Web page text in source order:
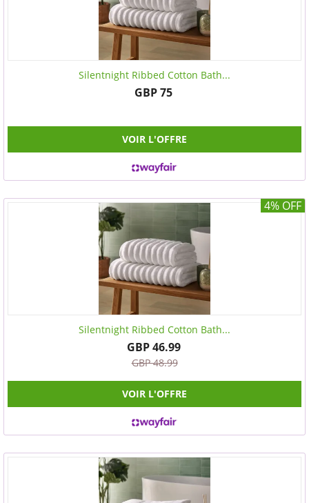
Silentnight Ribbed Cotton Bath...
GBP 75
VOIR L'OFFRE
4% OFF
Silentnight Ribbed Cotton Bath...
GBP 46.99
GBP 48.99
VOIR L'OFFRE